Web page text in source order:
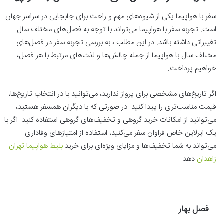
سفر با هواپیما یکی از شیوه‌های مهم و راحت برای جابجایی در سراسر جهان
است. تجربه سفر با هواپیما می‌تواند با توجه به فصل‌های مختلف سال
تغییراتی داشته باشد. در این مطلب ، به بررسی تجربه سفر در فصل‌های
مختلف سال با هواپیما از جمله چالش‌ها و لذت‌های مرتبط با هر فصل،
خواهیم پرداخت.
اگر تاریخ‌های مشخصی برای پرواز ندارید، می‌توانید با در انتخاب تاریخ‌ها،
قیمت مناسب‌تری را پیدا کنید. در صورتی که با دیگران همسفر هستید،
می‌توانید از امکانات خرید گروهی و تخفیف‌های گروهی استفاده کنید. اگر با
یک ایرلاین خاص فراوان سفر می‌کنید، استفاده از امتیازهای وفاداری
می‌تواند به شما تخفیف‌ها و مزایای ویژه‌ای برای خریدبلیط هواپیما تهران
زاهدان دهد.
فصل بهار